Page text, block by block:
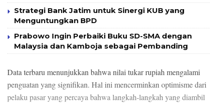
Strategi Bank Jatim untuk Sinergi KUB yang
Menguntungkan BPD
Prabowo Ingin Perbaiki Buku SD-SMA dengan
Malaysia dan Kamboja sebagai Pembanding
Data terbaru menunjukkan bahwa nilai tukar rupiah mengalami
penguatan yang signifikan. Hal ini mencerminkan optimisme dari
pelaku pasar yang percaya bahwa langkah-langkah yang diambil